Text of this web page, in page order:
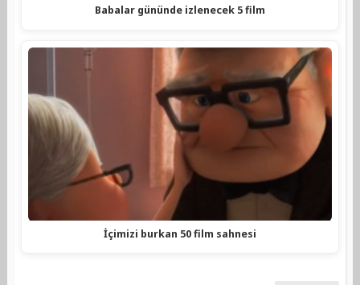
Babalar gününde izlenecek 5 film
İçimizi burkan 50 film sahnesi